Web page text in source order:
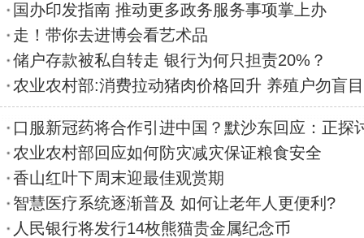
国办印发指南 推动更多政务服务事项掌上办
走！带你去进博会看艺术品
储户存款被私自转走 银行为何只担责20%？
农业农村部:消费拉动猪肉价格回升 养殖户勿盲
口服新冠药将合作引进中国？默沙东回应：正探
农业农村部回应如何防灾减灾保证粮食安全
香山红叶下周末迎最佳观赏期
智慧医疗系统逐渐普及 如何让老年人更便利?
人民银行将发行14枚熊猫贵金属纪念币